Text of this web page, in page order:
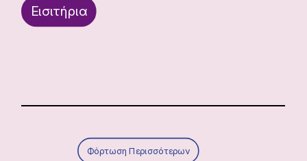
Εισιτήρια
Φόρτωση Περισσότερων